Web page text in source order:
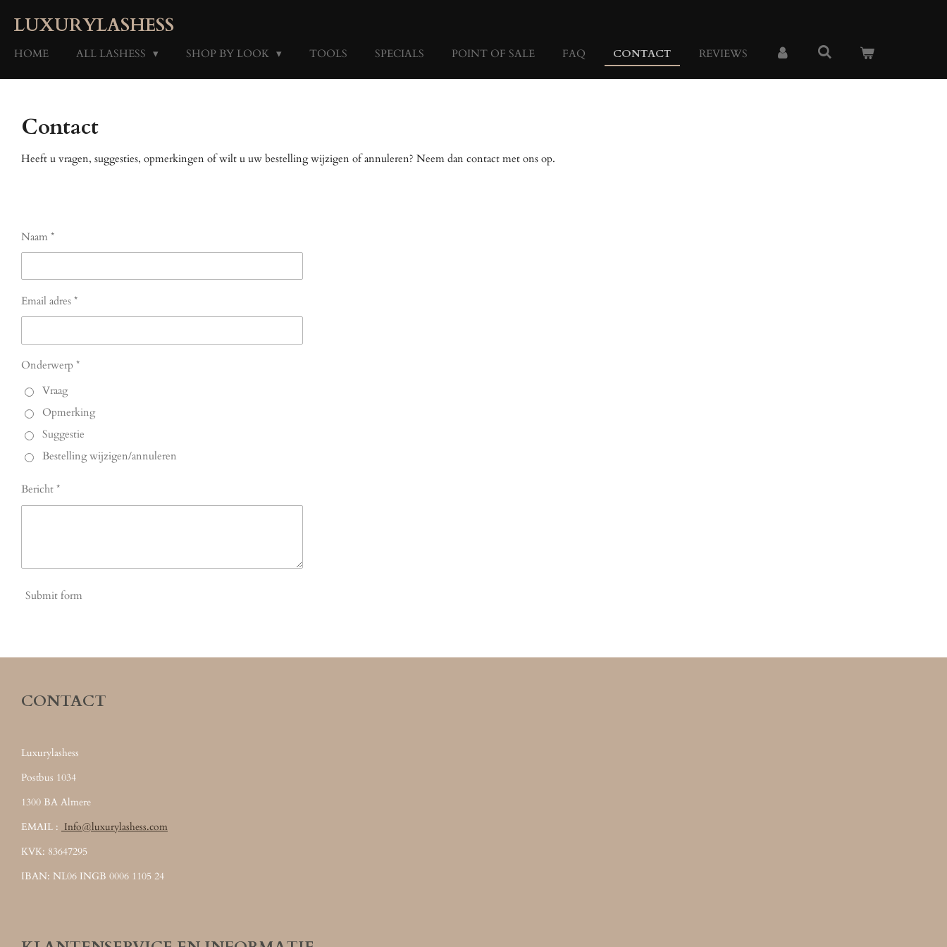
to
content
LUXURYLASHESS
HOME ALL LASHESS SHOP BY LOOK TOOLS SPECIALS POINT OF SALE FAQ CONTACT REVIEWS
Contact
Heeft u vragen, suggesties, opmerkingen of wilt u uw bestelling wijzigen of annuleren? Neem dan contact met ons op.
Naam *
Email adres *
Onderwerp *
Vraag
Opmerking
Suggestie
Bestelling wijzigen/annuleren
Bericht *
Submit form
CONTACT
Luxurylashess
Postbus 1034
1300 BA Almere
EMAIL : Info@luxurylashess.com
KVK: 83647295
IBAN: NL06 INGB 0006 1105 24